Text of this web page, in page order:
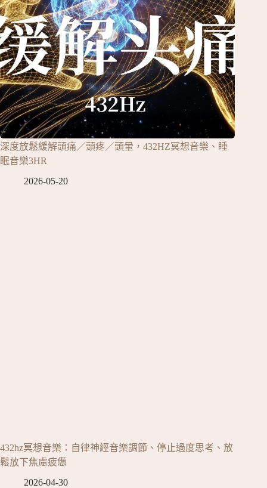
深度放鬆緩解頭痛／頭疼／頭暈，432HZ冥想音樂、睡
眠音樂3HR
2026-05-20
432hz冥想音樂：自律神經音樂調節、停止過度思考、放
鬆放下焦慮疲憊
2026-04-30